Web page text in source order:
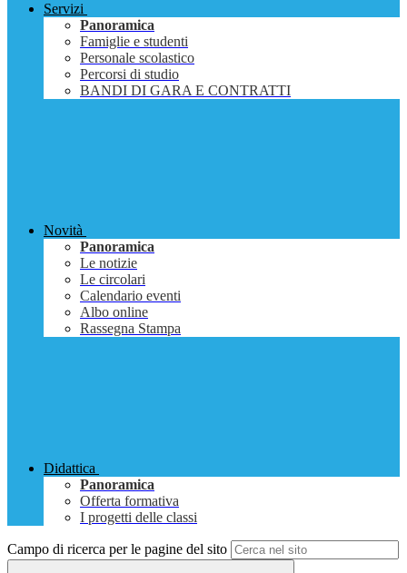
Servizi
Panoramica
Famiglie e studenti
Personale scolastico
Percorsi di studio
BANDI DI GARA E CONTRATTI
Novità
Panoramica
Le notizie
Le circolari
Calendario eventi
Albo online
Rassegna Stampa
Didattica
Panoramica
Offerta formativa
I progetti delle classi
Campo di ricerca per le pagine del sito